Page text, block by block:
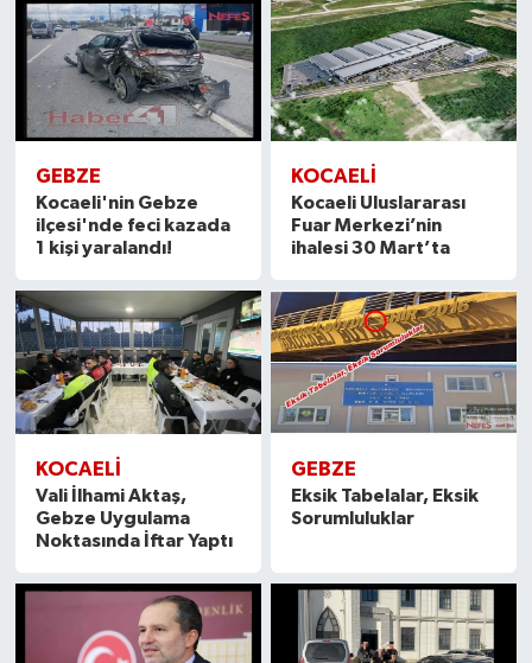
GEBZE
Kocaeli'nin Gebze
ilçesi'nde feci kazada
1 kişi yaralandı!
KOCAELİ
Kocaeli Uluslararası
Fuar Merkezi’nin
ihalesi 30 Mart’ta
KOCAELİ
Vali İlhami Aktaş,
Gebze Uygulama
Noktasında İftar Yaptı
GEBZE
Eksik Tabelalar, Eksik
Sorumluluklar